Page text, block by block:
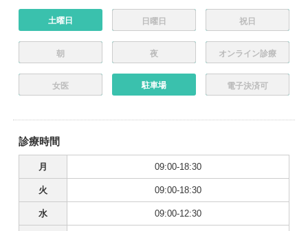
土曜日 日曜日 祝日
朝 夜 オンライン診療
女医 駐車場 電子決済可
診療時間
月 09:00-18:30
火 09:00-18:30
水 09:00-12:30